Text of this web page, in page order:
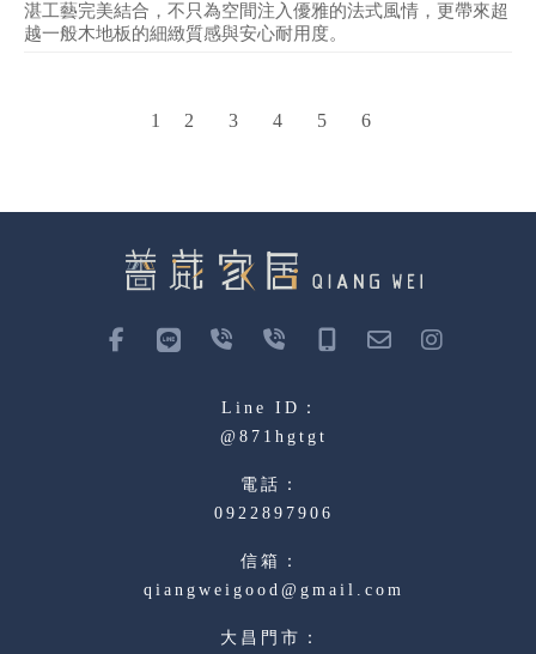
湛工藝完美結合，不只為空間注入優雅的法式風情，更帶來超
越一般木地板的細緻質感與安心耐用度。
1 2 3 4 5 6
@871hgtgt
0922897906
qiangweigood@gmail.com